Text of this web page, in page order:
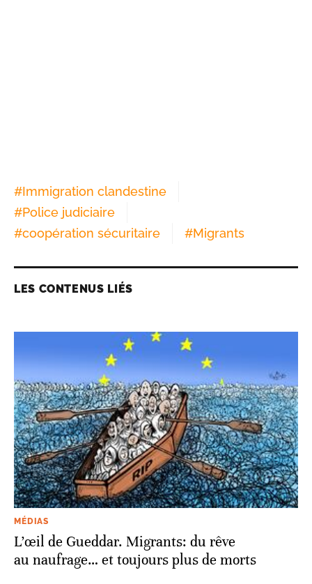
#Immigration clandestine
#Police judiciaire
#coopération sécuritaire #Migrants
LES CONTENUS LIÉS
MÉDIAS
L’œil de Gueddar. Migrants: du rêve
au naufrage… et toujours plus de morts